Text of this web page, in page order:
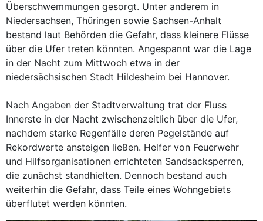
Überschwemmungen gesorgt. Unter anderem in
Niedersachsen, Thüringen sowie Sachsen-Anhalt
bestand laut Behörden die Gefahr, dass kleinere Flüsse
über die Ufer treten könnten. Angespannt war die Lage
in der Nacht zum Mittwoch etwa in der
niedersächsischen Stadt Hildesheim bei Hannover.
Nach Angaben der Stadtverwaltung trat der Fluss
Innerste in der Nacht zwischenzeitlich über die Ufer,
nachdem starke Regenfälle deren Pegelstände auf
Rekordwerte ansteigen ließen. Helfer von Feuerwehr
und Hilfsorganisationen errichteten Sandsacksperren,
die zunächst standhielten. Dennoch bestand auch
weiterhin die Gefahr, dass Teile eines Wohngebiets
überflutet werden könnten.